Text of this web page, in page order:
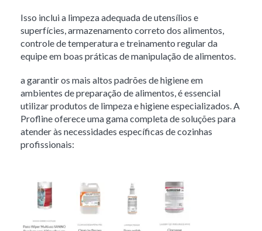
Isso inclui a limpeza adequada de utensílios e
superfícies, armazenamento correto dos alimentos,
controle de temperatura e treinamento regular da
equipe em boas práticas de manipulação de alimentos.
a garantir os mais altos padrões de higiene em
ambientes de preparação de alimentos, é essencial
utilizar produtos de limpeza e higiene especializados. A
Profline oferece uma gama completa de soluções para
atender às necessidades específicas de cozinhas
profissionais: